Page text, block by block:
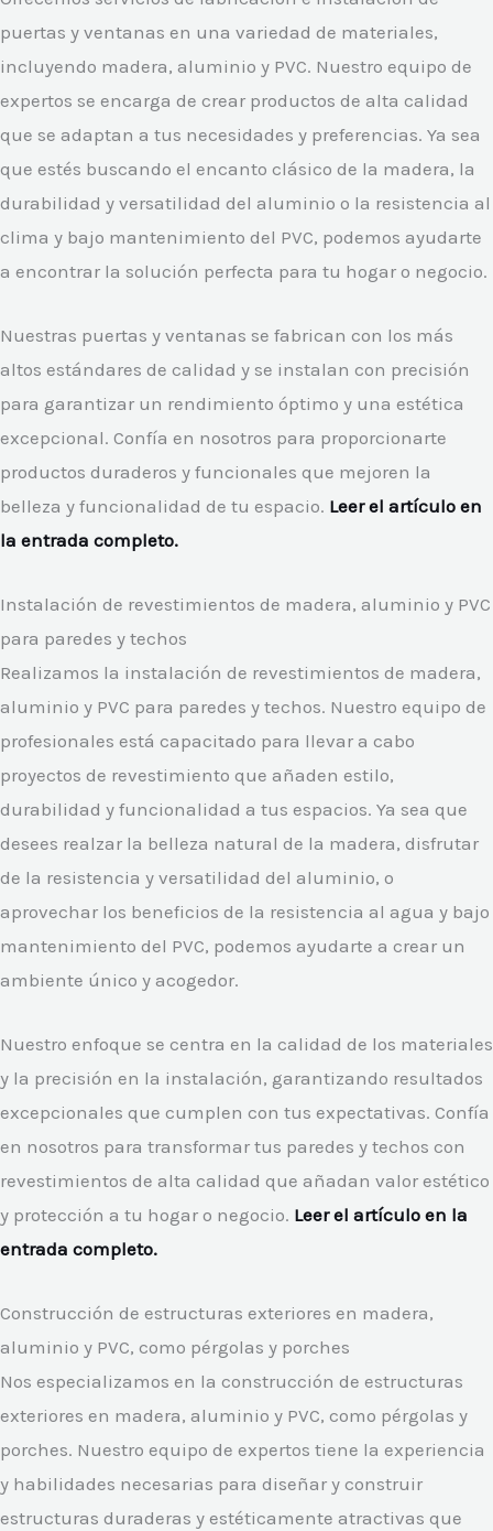
puertas y ventanas en una variedad de materiales,
incluyendo madera, aluminio y PVC. Nuestro equipo de
expertos se encarga de crear productos de alta calidad
que se adaptan a tus necesidades y preferencias. Ya sea
que estés buscando el encanto clásico de la madera, la
durabilidad y versatilidad del aluminio o la resistencia al
clima y bajo mantenimiento del PVC, podemos ayudarte
a encontrar la solución perfecta para tu hogar o negocio.
Nuestras puertas y ventanas se fabrican con los más
altos estándares de calidad y se instalan con precisión
para garantizar un rendimiento óptimo y una estética
excepcional. Confía en nosotros para proporcionarte
productos duraderos y funcionales que mejoren la
belleza y funcionalidad de tu espacio. Leer el artículo en
la entrada completo.
Instalación de revestimientos de madera, aluminio y PVC
para paredes y techos
Realizamos la instalación de revestimientos de madera,
aluminio y PVC para paredes y techos. Nuestro equipo de
profesionales está capacitado para llevar a cabo
proyectos de revestimiento que añaden estilo,
durabilidad y funcionalidad a tus espacios. Ya sea que
desees realzar la belleza natural de la madera, disfrutar
de la resistencia y versatilidad del aluminio, o
aprovechar los beneficios de la resistencia al agua y bajo
mantenimiento del PVC, podemos ayudarte a crear un
ambiente único y acogedor.
Nuestro enfoque se centra en la calidad de los materiales
y la precisión en la instalación, garantizando resultados
excepcionales que cumplen con tus expectativas. Confía
en nosotros para transformar tus paredes y techos con
revestimientos de alta calidad que añadan valor estético
y protección a tu hogar o negocio. Leer el artículo en la
entrada completo.
Construcción de estructuras exteriores en madera,
aluminio y PVC, como pérgolas y porches
Nos especializamos en la construcción de estructuras
exteriores en madera, aluminio y PVC, como pérgolas y
porches. Nuestro equipo de expertos tiene la experiencia
y habilidades necesarias para diseñar y construir
estructuras duraderas y estéticamente atractivas que